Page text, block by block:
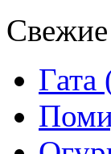
Свежие
Гата